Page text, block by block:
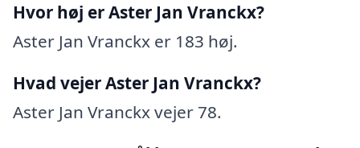
Hvor høj er Aster Jan Vranckx?
Aster Jan Vranckx er 183 høj.
Hvad vejer Aster Jan Vranckx?
Aster Jan Vranckx vejer 78.